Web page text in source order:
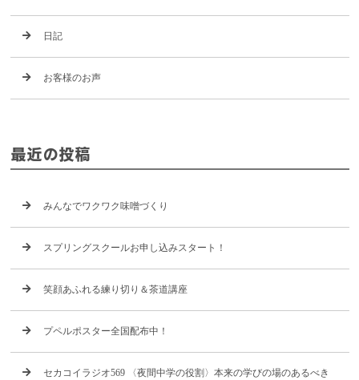
日記
お客様のお声
最近の投稿
みんなでワクワク味噌づくり
スプリングスクールお申し込みスタート！
笑顔あふれる練り切り＆茶道講座
プペルポスター全国配布中！
セカコイラジオ569 〈夜間中学の役割〉本来の学びの場のあるべき